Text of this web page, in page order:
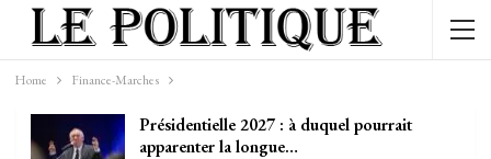
Home Finance-Marches
Présidentielle 2027 : à duquel pourrait
apparenter la longue…